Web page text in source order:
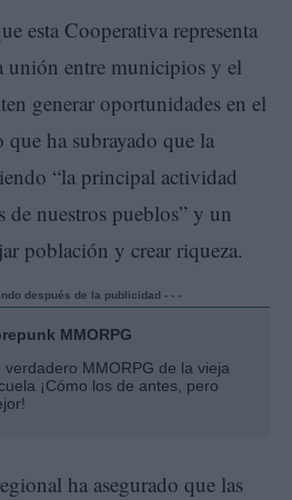
esta Cooperativa representa
unión entre municipios y el
generar oportunidades en el
ha subrayado que la
“la principal actividad
de nuestros pueblos” y un
población y crear riqueza.
después de la publicidad - - -
MMORPG
verdadero MMORPG de la vieja
¡Cómo los de antes, pero
ha asegurado que las